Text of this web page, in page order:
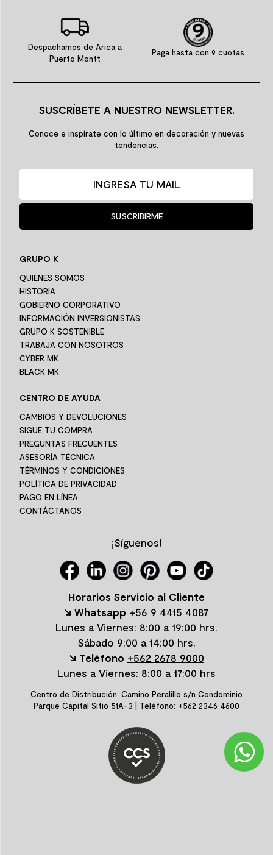
Despachamos de Arica a
Puerto Montt
Paga hasta con 9 cuotas
SUSCRÍBETE A NUESTRO NEWSLETTER.
Conoce e inspírate con lo último en decoración y nuevas
tendencias.
SUSCRIBIRME
GRUPO K
QUIENES SOMOS
HISTORIA
GOBIERNO CORPORATIVO
INFORMACIÓN INVERSIONISTAS
GRUPO K SOSTENIBLE
TRABAJA CON NOSOTROS
CYBER MK
BLACK MK
CENTRO DE AYUDA
CAMBIOS Y DEVOLUCIONES
SIGUE TU COMPRA
PREGUNTAS FRECUENTES
ASESORÍA TÉCNICA
TÉRMINOS Y CONDICIONES
POLÍTICA DE PRIVACIDAD
PAGO EN LÍNEA
CONTÁCTANOS
¡Síguenos!
Horarios Servicio al Cliente
↘ Whatsapp +56 9 4415 4087
Lunes a Viernes: 8:00 a 19:00 hrs.
Sábado 9:00 a 14:00 hrs.
↘ Teléfono +562 2678 9000
Lunes a Viernes: 8:00 a 17:00 hrs
Centro de Distribución: Camino Peralillo s/n Condominio
Parque Capital Sitio 51A-3 | Teléfono: +562 2346 4600